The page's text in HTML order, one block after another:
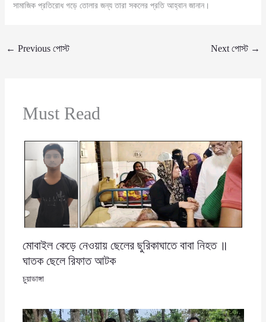
সামাজিক প্রতিরোধ গড়ে তোলার জন্য তারা সকলের প্রতি আহ্বান জানান।
← Previous পোস্ট Next পোস্ট →
Must Read
মোবাইল কেড়ে নেওয়ায় ছেলের ছুরিকাঘাতে বাবা নিহত ॥
ঘাতক ছেলে রিফাত আটক
চুয়াডাঙ্গা